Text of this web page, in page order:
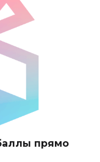
прямо